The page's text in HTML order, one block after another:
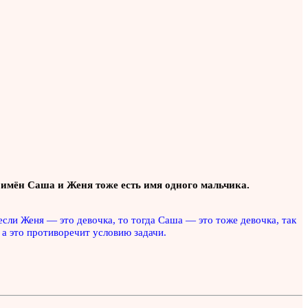
Саша и Женя тоже есть имя одного мальчика.
Женя — это девочка, то тогда Саша — это тоже девочка, так
противоречит условию задачи.